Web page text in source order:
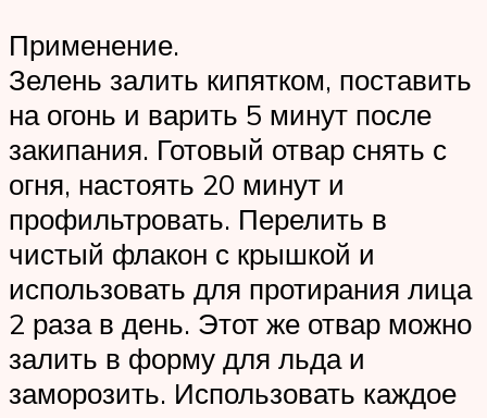
Применение.
Зелень залить кипятком, поставить
на огонь и варить 5 минут после
закипания. Готовый отвар снять с
огня, настоять 20 минут и
профильтровать. Перелить в
чистый флакон с крышкой и
использовать для протирания лица
2 раза в день. Этот же отвар можно
залить в форму для льда и
заморозить. Использовать каждое